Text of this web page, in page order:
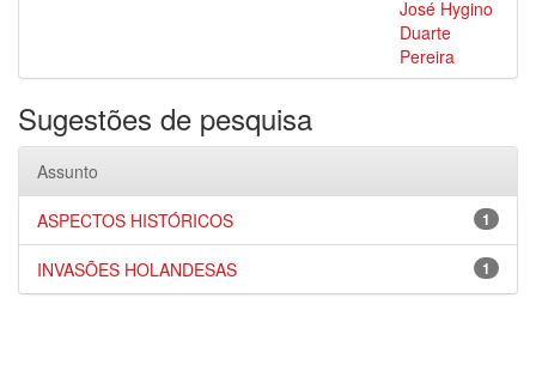
José Hygino
Duarte
Pereira
Sugestões de pesquisa
Assunto
1
ASPECTOS HISTÓRICOS
1
INVASÕES HOLANDESAS